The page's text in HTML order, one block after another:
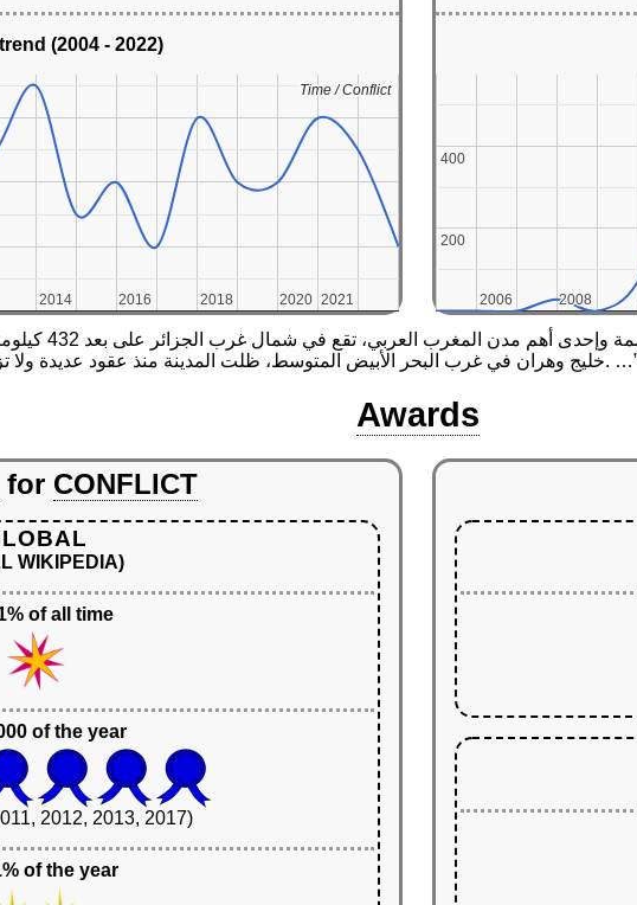
(2004 - 2022)
2014
2014 2016
2016 2018
2018 2020
2020 2021
2021
Time / Conflict
Time / Conflict
2006
2006 2008
2008
200
200
400
400
الأبيض المتوسط، ظلت المدينة منذ عقود عديدة ولا تزال مركزًا اقتصاديًا وميناءً بحريًا هامًا. …”
Awards
for CONFLICT
WIKIPEDIA)
of all time
of the year
2012, 2013, 2017)
of the year